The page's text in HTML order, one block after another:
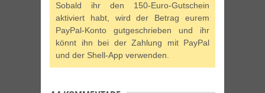
Sobald ihr den 150-Euro-Gutschein
aktiviert habt, wird der Betrag eurem
PayPal-Konto gutgeschrieben und ihr
könnt ihn bei der Zahlung mit PayPal
und der Shell-App verwenden.